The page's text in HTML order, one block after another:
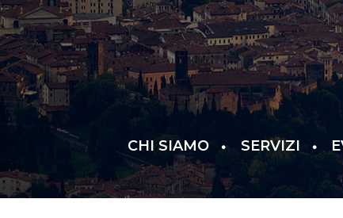
CHI SIAMO SERVIZI